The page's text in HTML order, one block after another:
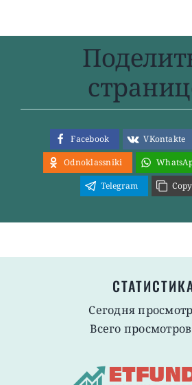
Facebook VKontakte
Odnoklassniki
Telegram
Сегодня
Всего